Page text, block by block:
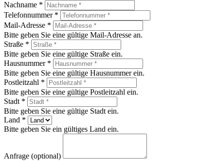
Nachname *
Telefonnummer *
Mail-Adresse *
Bitte geben Sie eine gültige Mail-Adresse an.
Straße *
Bitte geben Sie eine gültige Straße ein.
Hausnummer *
Bitte geben Sie eine gültige Hausnummer ein.
Postleitzahl *
Bitte geben Sie eine gültige Postleitzahl ein.
Stadt *
Bitte geben Sie eine gültige Stadt ein.
Land *
Bitte geben Sie ein gültiges Land ein.
Anfrage (optional)